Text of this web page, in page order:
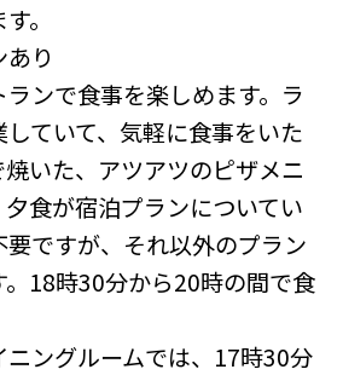
。
り
ンで食事を楽しめます。ラ
ていて、気軽に食事をいた
いた、アツアツのピザメニ
食が宿泊プランについてい
ですが、それ以外のプラン
。18時30分から20時の間で食
ングルームでは、17時30分